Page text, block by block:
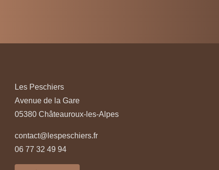
Les Peschiers
Avenue de la Gare
05380 Châteauroux-les-Alpes
contact@lespeschiers.fr
06 77 32 49 94